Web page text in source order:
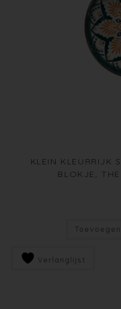
KLEIN KLEURRIJK
BLOKJE,
Verlanglijst